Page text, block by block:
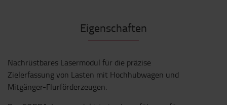
Eigenschaften
Nachrüstbares Lasermodul für die präzise
Zielerfassung von Lasten mit Hochhubwagen und
Mitgänger-Flurförderzeugen.